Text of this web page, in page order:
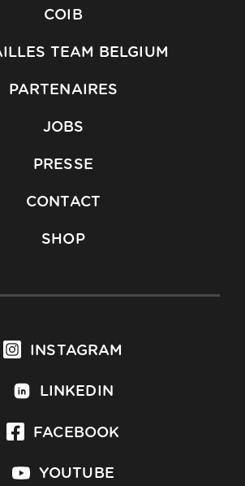
COIB
TEAM BELGIUM
PARTENAIRES
JOBS
PRESSE
CONTACT
SHOP
INSTAGRAM
LINKEDIN
FACEBOOK
YOUTUBE